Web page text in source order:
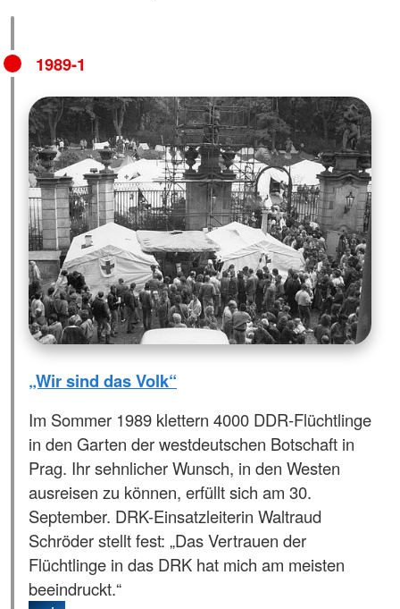
1989-1
„Wir sind das Volk“
Im Sommer 1989 klettern 4000 DDR-Flüchtlinge
in den Garten der westdeutschen Botschaft in
Prag. Ihr sehnlicher Wunsch, in den Westen
ausreisen zu können, erfüllt sich am 30.
September. DRK-Einsatzleiterin Waltraud
Schröder stellt fest: „Das Vertrauen der
Flüchtlinge in das DRK hat mich am meisten
beeindruckt.“